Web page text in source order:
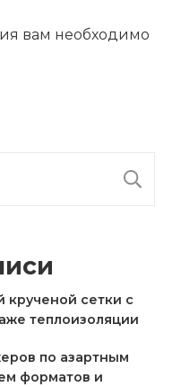
вам необходимо
сетки с
теплоизоляции
по азартным
форматов и